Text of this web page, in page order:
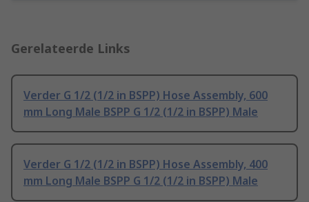
Gerelateerde Links
Verder G 1/2 (1/2 in BSPP) Hose Assembly, 600
mm Long Male BSPP G 1/2 (1/2 in BSPP) Male
Verder G 1/2 (1/2 in BSPP) Hose Assembly, 400
mm Long Male BSPP G 1/2 (1/2 in BSPP) Male